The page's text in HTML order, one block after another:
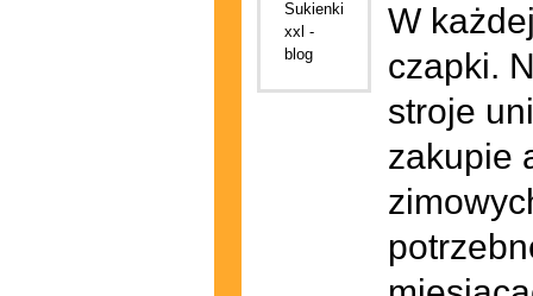
W
czapki.
stroje
zakupie